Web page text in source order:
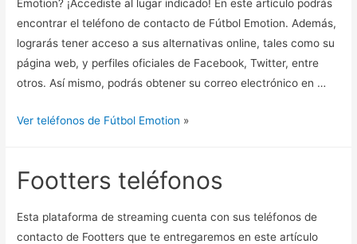
Emotion? ¡Accediste al lugar indicado! En este artículo podrás
encontrar el teléfono de contacto de Fútbol Emotion. Además,
lograrás tener acceso a sus alternativas online, tales como su
página web, y perfiles oficiales de Facebook, Twitter, entre
otros. Así mismo, podrás obtener su correo electrónico en …
Ver teléfonos de Fútbol Emotion »
Footters teléfonos
Esta plataforma de streaming cuenta con sus teléfonos de
contacto de Footters que te entregaremos en este artículo